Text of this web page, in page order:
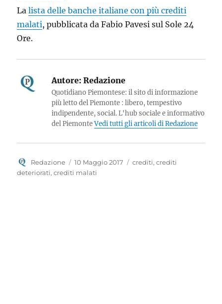
Lalista delle banche italiane con più crediti
malati, pubblicata da Fabio Pavesi sul Sole 24
Ore.
Autore: Redazione
Quotidiano Piemontese: il sito di informazione
più letto del Piemonte : libero, tempestivo
indipendente, social. L'hub sociale e informativo
del PiemonteVedi tutti gli articoli di Redazione
Autore
Redazione
Pubblicato
il
10 Maggio 2017 Tag
crediti,crediti
deteriorati,crediti malati